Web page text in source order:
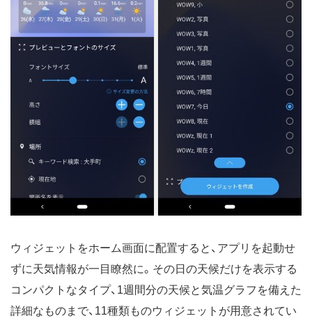
ウィジェットをホーム画面に配置すると、アプリを起動せ
ずに天気情報が一目瞭然に。その日の天候だけを表示する
コンパクトなタイプ、1週間分の天候と気温グラフを備えた
詳細なものまで、11種類ものウィジェットが用意されてい